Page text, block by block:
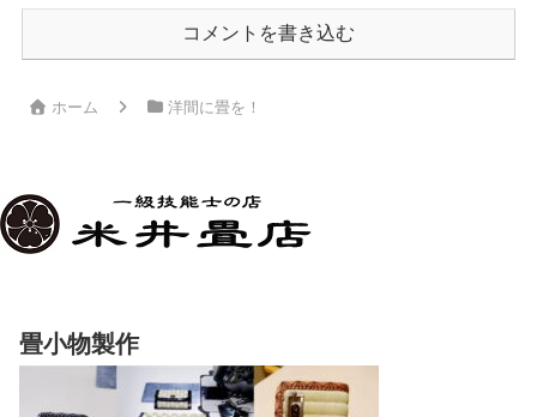
コメントを書き込む
ホーム 洋間に畳を！
畳小物製作